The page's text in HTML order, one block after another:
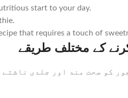
start to your day.
that requires a touch of
کے مختلف طریقے
کو صحت مند اور جلدی